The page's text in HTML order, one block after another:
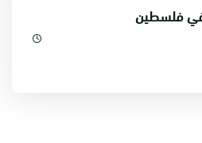
في فلسطين